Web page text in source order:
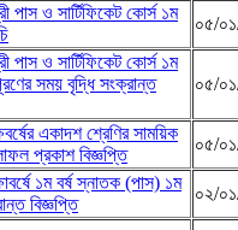
পাস ও সার্টিফিকেট কোর্স ১ম
০৫/
পাস ও সার্টিফিকেট কোর্স ১ম
সময় বৃদ্ধি সংক্রান্ত
০৫/
একাদশ শ্রেণির সাময়িক
প্রকাশ বিজ্ঞপ্তি
০৫/
১ম বর্ষ স্নাতক (পাস) ১ম
বিজ্ঞপ্তি
০২/